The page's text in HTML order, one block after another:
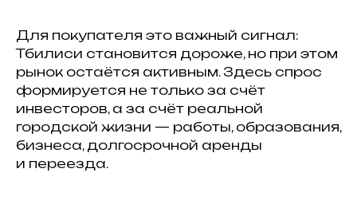
Для покупателя это важный сигнал:
Тбилиси становится дороже, но при этом
рынок остаётся активным. Здесь спрос
формируется не только за счёт
инвесторов, а за счёт реальной
городской жизни — работы, образования,
бизнеса, долгосрочной аренды
и переезда.